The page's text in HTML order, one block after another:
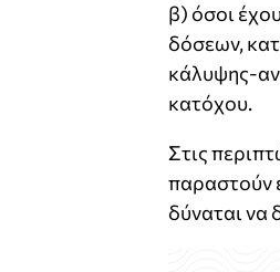
β) όσοι
δόσεων,
κάλυψης-
κατόχου.
Στις
παραστούν
δύναται να